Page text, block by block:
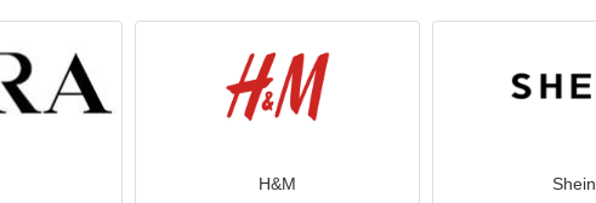
H&M Shein